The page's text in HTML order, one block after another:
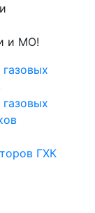
и МО!
ГХК